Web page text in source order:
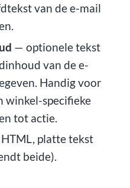
van de e-mail
— optionele tekst
van de e-
Handig voor
winkel-specifieke
tot actie.
platte tekst
beide).